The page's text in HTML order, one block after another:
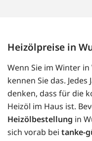
Heizölpreise in
Wenn Sie im Winter
kennen Sie das.
denken, dass für die
Heizöl im Haus ist.
Heizölbestellung in
sich vorab bei tanke-